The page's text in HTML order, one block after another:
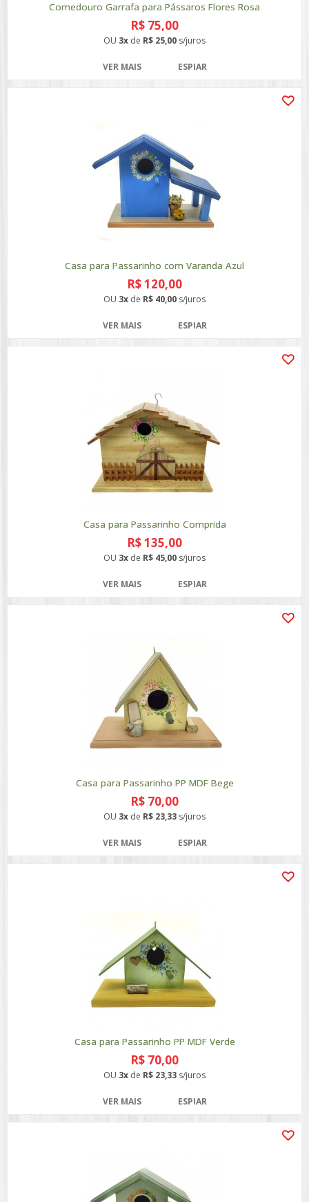
Comedouro Garrafa para Pássaros Flores Rosa
R$ 75,00
OU 3x de R$ 25,00 s/juros
VER MAIS ESPIAR
Casa para Passarinho com Varanda Azul
R$ 120,00
OU 3x de R$ 40,00 s/juros
VER MAIS ESPIAR
Casa para Passarinho Comprida
R$ 135,00
OU 3x de R$ 45,00 s/juros
VER MAIS ESPIAR
Casa para Passarinho PP MDF Bege
R$ 70,00
OU 3x de R$ 23,33 s/juros
VER MAIS ESPIAR
Casa para Passarinho PP MDF Verde
R$ 70,00
OU 3x de R$ 23,33 s/juros
VER MAIS ESPIAR